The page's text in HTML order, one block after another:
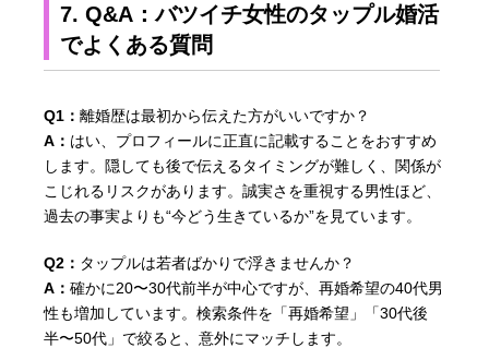
7. Q&A：バツイチ女性のタップル婚活
でよくある質問
Q1：離婚歴は最初から伝えた方がいいですか？
A： はい、プロフィールに正直に記載することをおすすめ
します。隠しても後で伝えるタイミングが難しく、関係が
こじれるリスクがあります。誠実さを重視する男性ほど、
過去の事実よりも“今どう生きているか”を見ています。
Q2： タップルは若者ばかりで浮きませんか？
A：確かに20〜30代前半が中心ですが、再婚希望の40代男
性も増加しています。検索条件を「再婚希望」「30代後
半〜50代」で絞ると、意外にマッチします。